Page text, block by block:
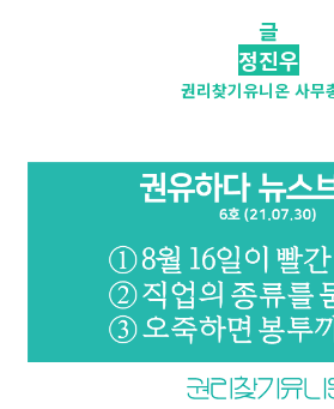
글
정진우
권리찾기유니온 사무